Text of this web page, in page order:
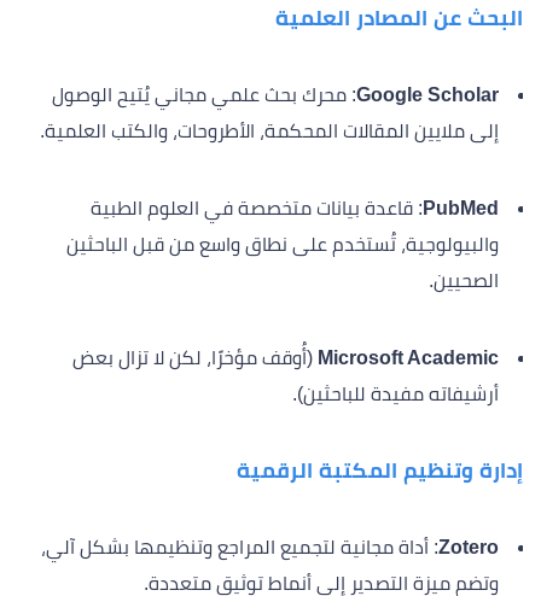
البحث عن المصادر العلمية
Google Scholar: محرك بحث علمي مجاني يُتيح الوصول
إلى ملايين المقالات المحكمة، الأطروحات، والكتب العلمية.
PubMed : قاعدة بيانات متخصصة في العلوم الطبية
والبيولوجية، تُستخدم على نطاق واسع من قبل الباحثين
الصحيين.
Microsoft Academic (أُوقف مؤخرًا، لكن لا تزال بعض
أرشيفاته مفيدة للباحثين).
إدارة وتنظيم المكتبة الرقمية
Zotero: أداة مجانية لتجميع المراجع وتنظيمها بشكل آلي،
وتضم ميزة التصدير إلى أنماط توثيق متعددة.